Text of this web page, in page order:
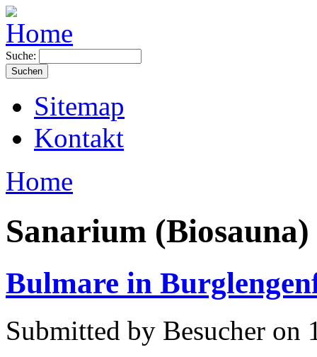
Suche:
Sitemap
Kontakt
Home
Sanarium (Biosauna)
Bulmare in
Submitted by Besucher